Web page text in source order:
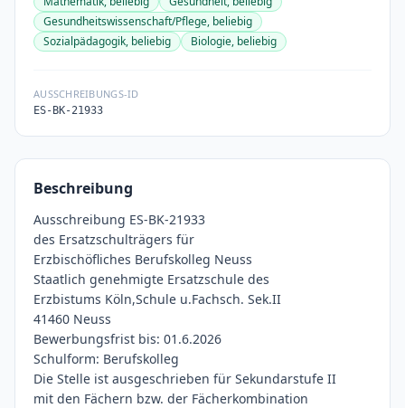
Gesundheitswissenschaft/Pflege, beliebig
Sozialpädagogik, beliebig
Biologie, beliebig
AUSSCHREIBUNGS-ID
ES-BK-21933
Beschreibung
Ausschreibung ES-BK-21933
des Ersatzschulträgers für
Erzbischöfliches Berufskolleg Neuss
Staatlich genehmigte Ersatzschule des
Erzbistums Köln,Schule u.Fachsch. Sek.II
41460 Neuss
Bewerbungsfrist bis: 01.6.2026
Schulform: Berufskolleg
Die Stelle ist ausgeschrieben für Sekundarstufe II
mit den Fächern bzw. der Fächerkombination